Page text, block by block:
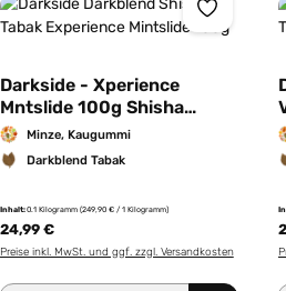
Darkside - Xperience
Mntslide 100g Shisha
TabakMinze, Kaugummi
Darkblend Tabak
Inhalt:0.1 Kilogramm (249,90 € / 1 Kilogramm)
24,99 €
Preise inkl. MwSt. und ggf. zzgl. Versandkosten